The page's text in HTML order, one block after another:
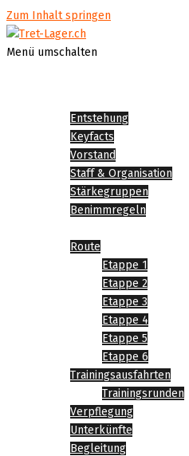
Zum Inhalt springen
Menü umschalten
Entstehung
Keyfacts
Vorstand
Staff & Organisation
Stärkegruppen
Benimmregeln
Route
Etappe 1
Etappe 2
Etappe 3
Etappe 4
Etappe 5
Etappe 6
Trainingsausfahrten
Trainingsrunden
Verpflegung
Unterkünfte
Begleitung